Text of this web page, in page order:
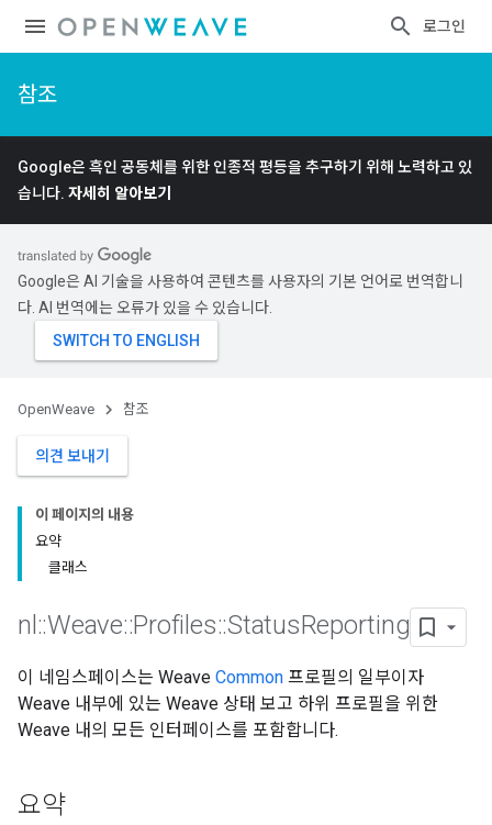
로그인
참조
Google은 흑인 공동체를 위한 인종적 평등을 추구하기 위해 노력하고 있
습니다. 자세히 알아보기
Google은 AI 기술을 사용하여 콘텐츠를 사용자의 기본 언어로 번역합니
다. AI 번역에는 오류가 있을 수 있습니다.
OpenWeave 참조
의견 보내기
이 페이지의 내용
요약
클래스
nl ::Weave::Profiles::StatusReporting
이 네임스페이스는 Weave Common 프로필의 일부이자
Weave 내부에 있는 Weave 상태 보고 하위 프로필을 위한
Weave 내의 모든 인터페이스를 포함합니다.
요약